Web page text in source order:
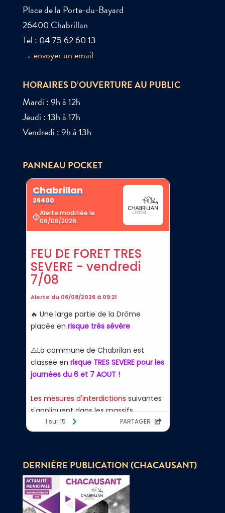
Place de la Porte-du-Bayard
26400 Chabrillan
Tel : 04 75 62 60 13
→ envoyer un email
HORAIRES D’OUVERTURE AU PUBLIC
Mardi : 9h à 12h
Jeudi : 13h à 17h
Vendredi : 9h à 13h
PANNEAU POCKET
DERNIÈRE PUBLICATION (CHACAUSANT)